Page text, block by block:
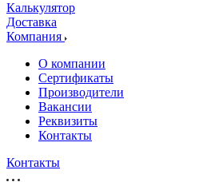
Калькулятор
Доставка
Компания
О компании
Сертификаты
Производители
Вакансии
Реквизиты
Контакты
Контакты